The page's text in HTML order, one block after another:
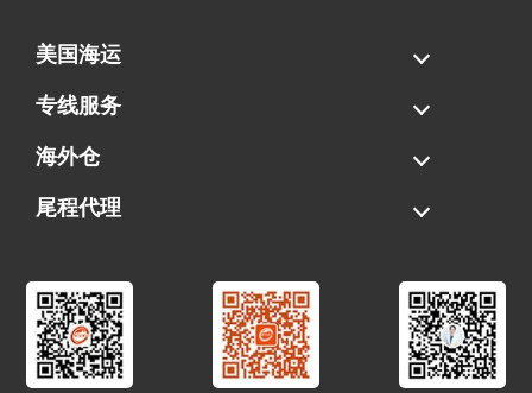
美国海运
海运拼柜
海运整柜
美国海卡
加拿大海运
专线服务
FBA专线直送
超大件专线
AWD专线
电池专线
海外仓
一件代发
FBA中转
贴标换标
拆柜/存储
尾程代理